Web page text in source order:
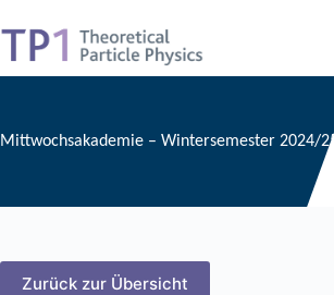
Inhalt
springen
Mittwochsakademie – Wintersemester 2024/25
Zurück zur Übersicht